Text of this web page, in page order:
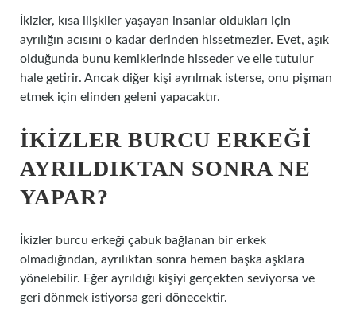
İkizler, kısa ilişkiler yaşayan insanlar oldukları için
ayrılığın acısını o kadar derinden hissetmezler. Evet, aşık
olduğunda bunu kemiklerinde hisseder ve elle tutulur
hale getirir. Ancak diğer kişi ayrılmak isterse, onu pişman
etmek için elinden geleni yapacaktır.
İKIZLER BURCU ERKEĞI
AYRILDIKTAN SONRA NE
YAPAR?
İkizler burcu erkeği çabuk bağlanan bir erkek
olmadığından, ayrılıktan sonra hemen başka aşklara
yönelebilir. Eğer ayrıldığı kişiyi gerçekten seviyorsa ve
geri dönmek istiyorsa geri dönecektir.